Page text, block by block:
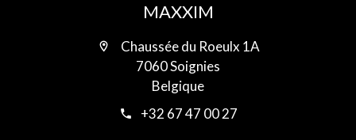
MAXXIM
Chaussée du Roeulx 1A
7060 Soignies
Belgique
+32 67 47 00 27